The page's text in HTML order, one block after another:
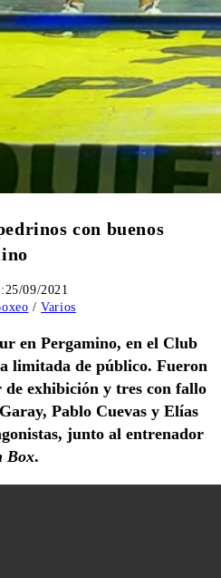
con buenos
25/09/2021
/ Varios
en Pergamino, en el Club
limitada de público. Fueron
de exhibición y tres con fallo
Pablo Cuevas y Elías
junto al entrenador
Box.